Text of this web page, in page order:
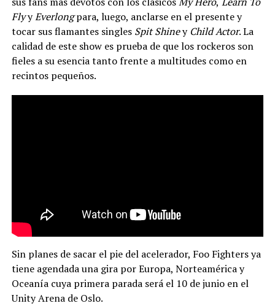
FlyyEverlongpara, luego, anclarse en el presente y
tocar sus flamantes singles Spit Shiney Child Actor. La
calidad de este show es prueba de que los rockeros son
fieles a su esencia tanto frente a multitudes como en
recintos pequeños.
Sin planes de sacar el pie del acelerador, Foo Fighters ya
tiene agendada una gira por Europa, Norteamérica y
Oceanía cuya primera parada será el 10 de junio en el
Unity Arena de Oslo.